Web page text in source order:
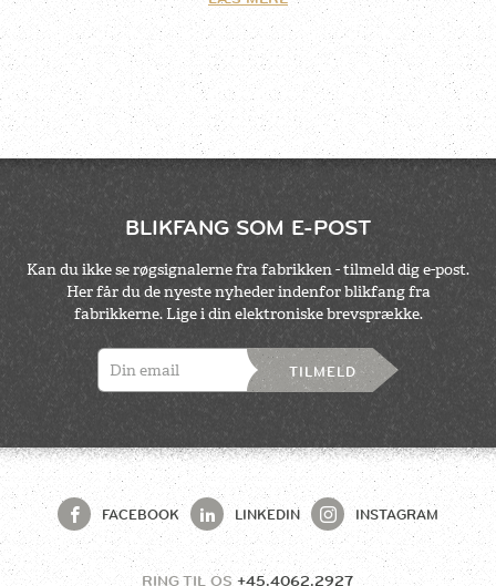
BLIKFANG SOM E-POST
Kan du ikke se røgsignalerne fra fabrikken - tilmeld dig e-post.
Her får du de nyeste nyheder indenfor blikfang fra
fabrikkerne. Lige i din elektroniske brevsprække.
TILMELD
FACEBOOK LINKEDIN INSTAGRAM
RING TIL OS +45.4062.2927